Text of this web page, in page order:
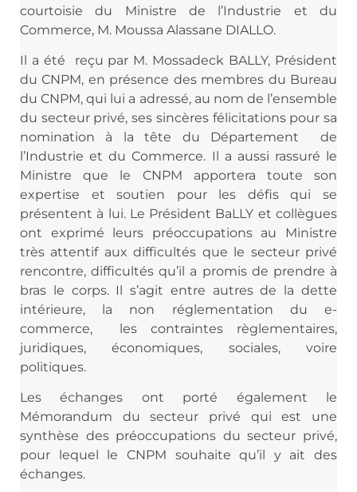
courtoisie du Ministre de l’Industrie et du
Commerce, M. Moussa Alassane DIALLO.
Il a été reçu par M. Mossadeck BALLY, Président
du CNPM, en présence des membres du Bureau
du CNPM, qui lui a adressé, au nom de l’ensemble
du secteur privé, ses sincères félicitations pour sa
nomination à la tête du Département de
l’Industrie et du Commerce. Il a aussi rassuré le
Ministre que le CNPM apportera toute son
expertise et soutien pour les défis qui se
présentent à lui. Le Président BaLLY et collègues
ont exprimé leurs préoccupations au Ministre
très attentif aux difficultés que le secteur privé
rencontre, difficultés qu’il a promis de prendre à
bras le corps. Il s’agit entre autres de la dette
intérieure, la non réglementation du e-
commerce, les contraintes règlementaires,
juridiques, économiques, sociales, voire
politiques.
Les échanges ont porté également le
Mémorandum du secteur privé qui est une
synthèse des préoccupations du secteur privé,
pour lequel le CNPM souhaite qu’il y ait des
échanges.